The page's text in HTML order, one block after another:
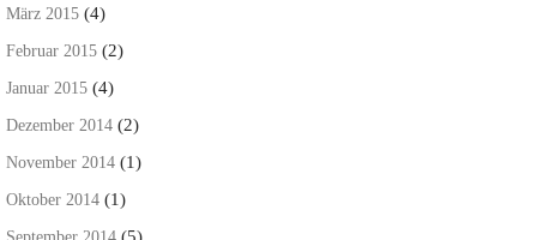
März 2015 (4)
Februar 2015 (2)
Januar 2015 (4)
Dezember 2014 (2)
November 2014 (1)
Oktober 2014 (1)